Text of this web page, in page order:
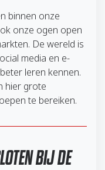
binnen onze
onze ogen open
De wereld is
media en e-
leren kennen.
hier grote
te bereiken.
BIJ DE